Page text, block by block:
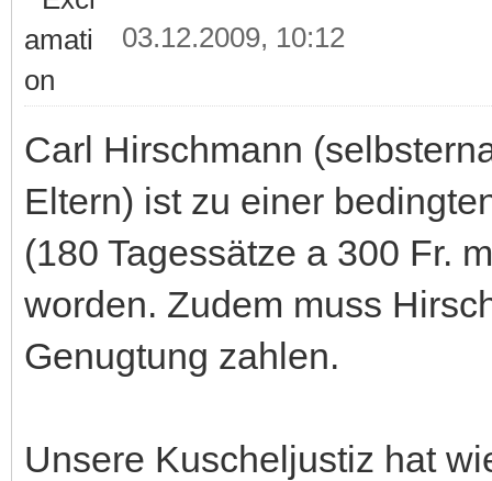
03.12.2009, 10:12
Carl Hirschmann
Eltern) ist zu einer
(180 Tagessätze a 300 Fr.
worden. Zudem muss
Genugtung zahlen.
Unsere Kuscheljustiz hat